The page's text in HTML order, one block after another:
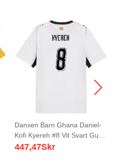
Danxen Barn Ghana Daniel-
Kofi Kyereh #8 Vit Svart Gul
Hemmatröja Matchtröjor 26-
447,47Skr